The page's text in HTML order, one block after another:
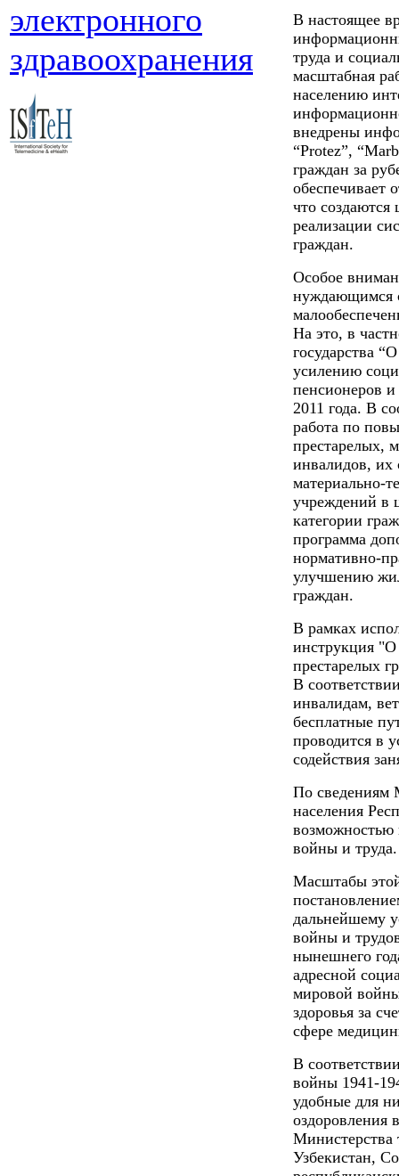
электронного
здравоохранения
В настоящее
труда и
масштабная
населению
внедрены
“Protez”,
граждан за
обеспечивает
что
реализации
граждан.
Особое
нуждающимся
На это, в
государства
усилению
пенсионеров
2011 года. В
работа по
престарелых,
инвалидов, их
материально-
учреждений в
категории
программа
нормативно-
улучшению
граждан.
В рамках
инструкция "О
престарелых
В
инвалидам,
бесплатные
проводится в
содействия
По сведениям
населения
возможностью
войны и труда.
Масштабы
дальнейшему
войны и
нынешнего
адресной
мировой
здоровья за
сфере
В
войны 1941-
удобные для
оздоровления
Министерства
Узбекистан,